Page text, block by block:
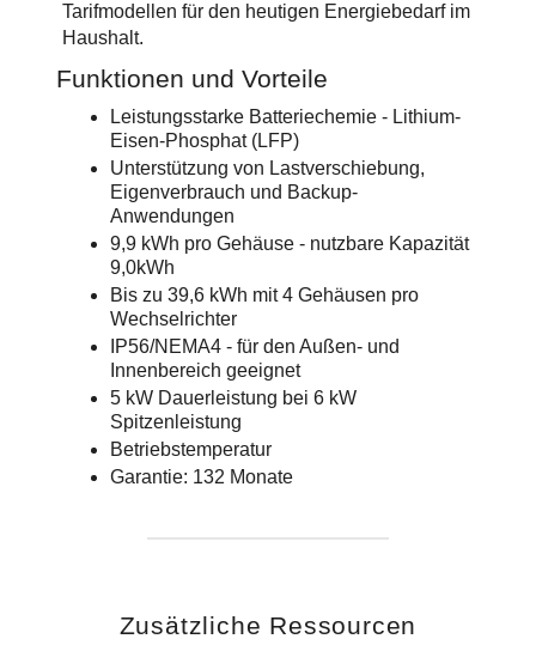
Tarifmodellen für den heutigen Energiebedarf im
Haushalt.
Funktionen und Vorteile
Leistungsstarke Batteriechemie - Lithium-
Eisen-Phosphat (LFP)
Unterstützung von Lastverschiebung,
Eigenverbrauch und Backup-
Anwendungen
9,9 kWh pro Gehäuse - nutzbare Kapazität
9,0kWh
Bis zu 39,6 kWh mit 4 Gehäusen pro
Wechselrichter
IP56/NEMA4 - für den Außen- und
Innenbereich geeignet
5 kW Dauerleistung bei 6 kW
Spitzenleistung
Betriebstemperatur
Garantie: 132 Monate
Zusätzliche Ressourcen